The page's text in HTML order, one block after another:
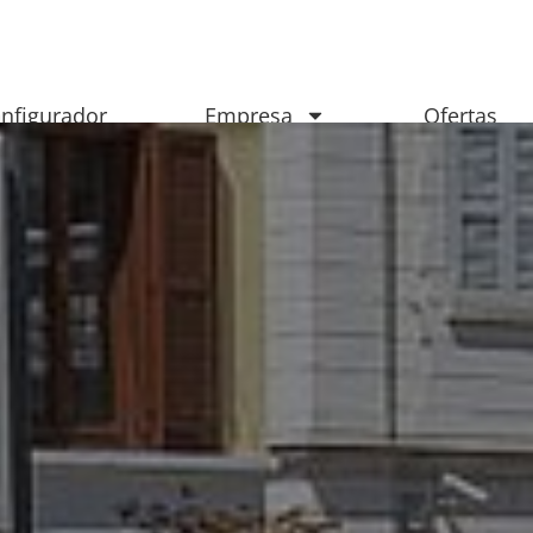
Empresa Ofertas